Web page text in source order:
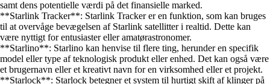
samt dens potentielle værdi på det finansielle marked.
**Starlink Tracker**: Starlink Tracker er en funktion, som kan bruges
til at overvåge bevægelsen af Starlink satellitter i realtid. Dette kan
være nyttigt for entusiaster eller amatørastronomer.
**Starlino**: Starlino kan henvise til flere ting, herunder en specifik
model eller type af teknologisk produkt eller enhed. Det kan også være
et brugernavn eller et kreativt navn for en virksomhed eller et projekt.
**Starlock**: Starlock betegner et system til hurtigt skift af klinger på